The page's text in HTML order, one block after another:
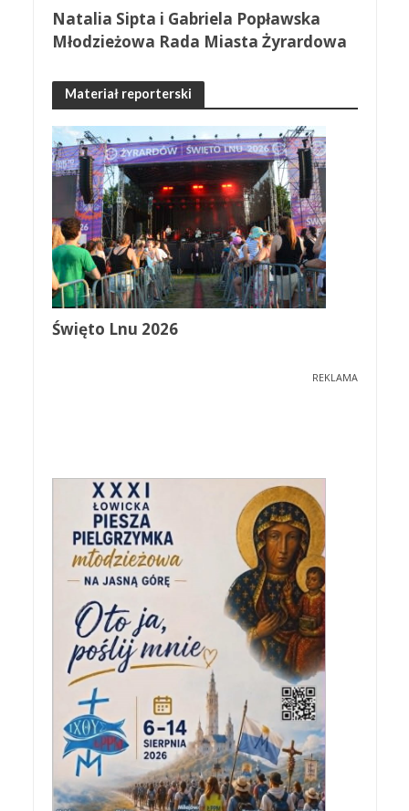
Natalia Sipta i Gabriela Popławska
Młodzieżowa Rada Miasta Żyrardowa
Materiał reporterski
Święto Lnu 2026
REKLAMA